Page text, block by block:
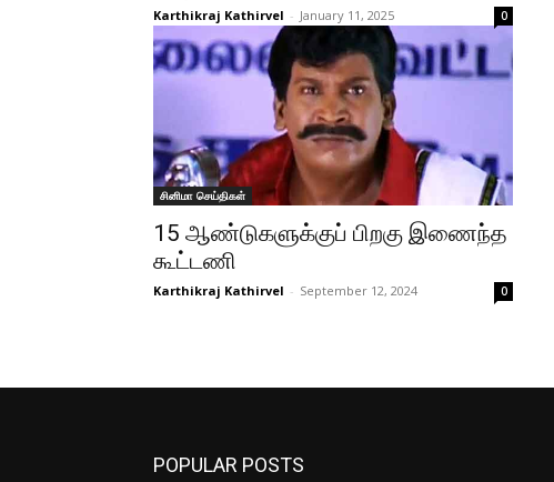
Karthikraj Kathirvel - January 11, 2025 0
சினிமா செய்திகள்
15 ஆண்டுகளுக்குப் பிறகு இணைந்த
கூட்டணி
Karthikraj Kathirvel - September 12, 2024 0
POPULAR POSTS